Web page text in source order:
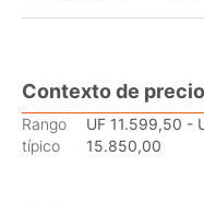
Contexto de precio
Rango
típico
UF 11.599,50 -
15.850,00